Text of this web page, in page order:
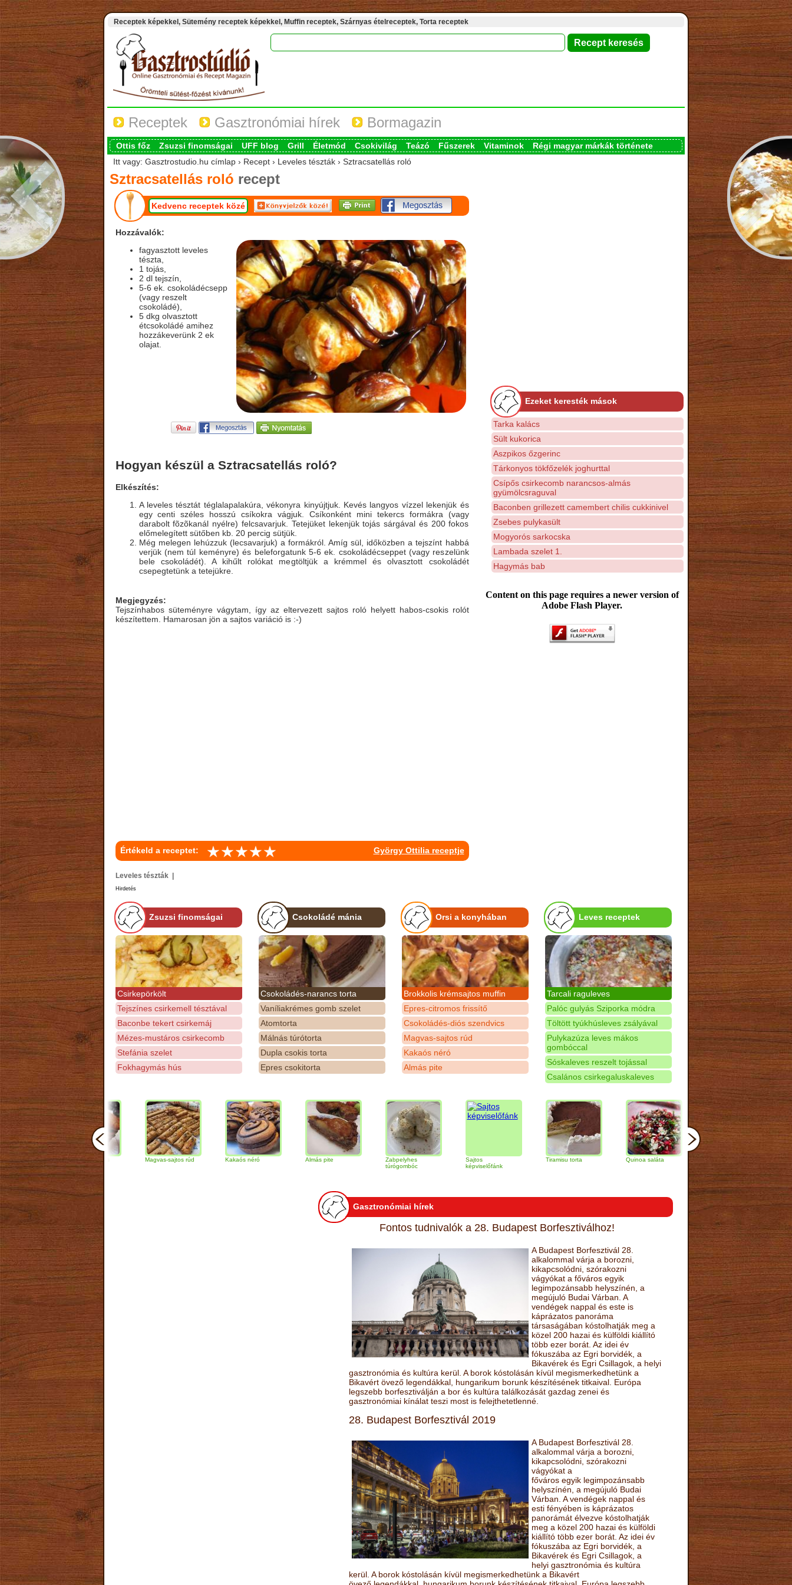
Receptek képekkel, Sütemény receptek képekkel, Muffin receptek, Szárnyas ételreceptek, Torta receptek
Receptek Gasztronómiai hírek Bormagazin
Ottis főz Zsuzsi finomságai UFF blog Grill Életmód Csokivilág Teázó Fűszerek Vitaminok
Régi magyar márkák története
Itt vagy: Gasztrostudio.hu címlap › Recept › Leveles tészták › Sztracsatellás roló
Sztracsatellás roló recept
Kedvenc receptek közé
Hozzávalók:
fagyasztott leveles
tészta,
1 tojás,
2 dl tejszín,
5-6 ek. csokoládécsepp
(vagy reszelt
csokoládé),
5 dkg olvasztott
étcsokoládé amihez
hozzákeverünk 2 ek
olajat.
Hogyan készül a Sztracsatellás roló?
Elkészítés:
A leveles tésztát téglalapalakúra, vékonyra kinyújtjuk. Kevés langyos vízzel lekenjük és
egy centi széles hosszú csíkokra vágjuk. Csíkonként mini tekercs formákra (vagy
darabolt fõzõkanál nyélre) felcsavarjuk. Tetejüket lekenjük tojás sárgával és 200 fokos
előmelegített sütőben kb. 20 percig sütjük.
Még melegen lehúzzuk (lecsavarjuk) a formákról. Amíg sül, időközben a tejszínt habbá
verjük (nem túl keményre) és beleforgatunk 5-6 ek. csokoládécseppet (vagy reszelünk
bele csokoládét). A kihűlt rolókat megtöltjük a krémmel és olvasztott csokoládét
csepegtetünk a tetejükre.
Megjegyzés:
Tejszínhabos süteményre vágytam, így az eltervezett sajtos roló helyett habos-csokis rolót
készítettem. Hamarosan jön a sajtos variáció is :-)
Értékeld a receptet: György Ottilia receptje
Leveles tészták |
Hirdetés
Ezeket keresték mások
Tarka kalács
Sült kukorica
Aszpikos őzgerinc
Tárkonyos tökfőzelék joghurttal
Csípős csirkecomb narancsos-almás
gyümölcsraguval
Baconben grillezett camembert chilis cukkinivel
Zsebes pulykasült
Mogyorós sarkocska
Lambada szelet 1.
Hagymás bab
Content on this page requires a newer version of
Adobe Flash Player.
Zsuzsi finomságai
Csirkepörkölt
Tejszínes csirkemell tésztával
Baconbe tekert csirkemáj
Mézes-mustáros csirkecomb
Stefánia szelet
Fokhagymás hús
Csokoládé mánia
Csokoládés-narancs torta
Vaníliakrémes gomb szelet
Atomtorta
Málnás túrótorta
Dupla csokis torta
Epres csokitorta
Orsi a konyhában
Brokkolis krémsajtos muffin
Epres-citromos frissítő
Csokoládés-diós szendvics
Magvas-sajtos rúd
Kakaós néró
Almás pite
Leves receptek
Tarcali raguleves
Palóc gulyás Sziporka módra
Töltött tyúkhúsleves zsályával
Pulykazúza leves mákos
gombóccal
Sóskaleves reszelt tojással
Csalános csirkegaluskaleves
Csokoládés-diós
szendvics
Magvas-sajtos rúd Kakaós néró Almás pite
Zabpelyhes
túrógombóc
képviselőfánk
Tiramisu torta Quinoa saláta Mandulás kifli
Gasztronómiai hírek
Fontos tudnivalók a 28. Budapest Borfesztiválhoz!
A Budapest Borfesztivál 28.
alkalommal várja a borozni,
kikapcsolódni, szórakozni
vágyókat a főváros egyik
legimpozánsabb helyszínén, a
megújuló Budai Várban. A
vendégek nappal és este is
káprázatos panoráma
társaságában kóstolhatják meg a
közel 200 hazai és külföldi kiállító
több ezer borát. Az idei év
fókuszába az Egri borvidék, a
Bikavérek és Egri Csillagok, a helyi
gasztronómia és kultúra kerül. A borok kóstolásán kívül megismerkedhetünk a
Bikavért övező legendákkal, hungarikum borunk készítésének titkaival. Európa
legszebb borfesztiválján a bor és kultúra találkozását gazdag zenei és
gasztronómiai kínálat teszi most is felejthetetlenné.
28. Budapest Borfesztivál 2019
A Budapest Borfesztivál 28.
alkalommal várja a borozni,
kikapcsolódni, szórakozni
vágyókat a
főváros egyik legimpozánsabb
helyszínén, a megújuló Budai
Várban. A vendégek nappal és
esti fényében is káprázatos
panorámát élvezve kóstolhatják
meg a közel 200 hazai és külföldi
kiállító több ezer borát. Az idei év
fókuszába az Egri borvidék, a
Bikavérek és Egri Csillagok, a
helyi gasztronómia és kultúra
kerül. A borok kóstolásán kívül megismerkedhetünk a Bikavért